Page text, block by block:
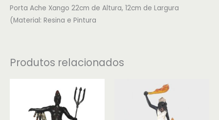
Porta Ache Xango 22cm de Altura, 12cm de Largura
(Material: Resina e Pintura
Produtos relacionados